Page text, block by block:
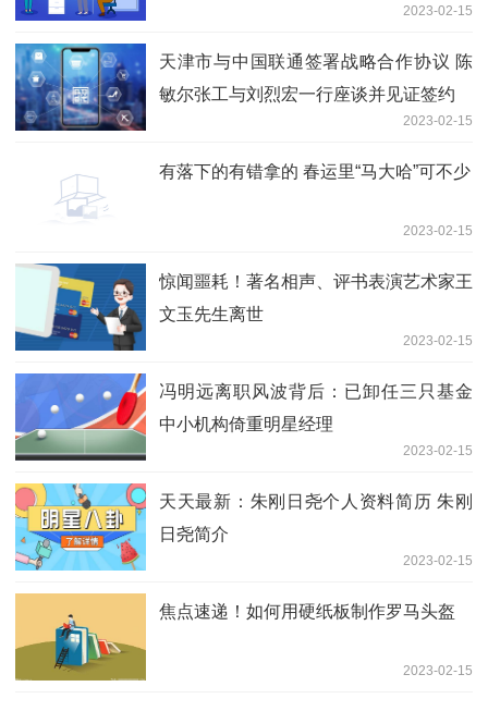
2023-02-15
天津市与中国联通签署战略合作协议 陈
敏尔张工与刘烈宏一行座谈并见证签约
2023-02-15
有落下的有错拿的 春运里“马大哈”可不少
2023-02-15
惊闻噩耗！著名相声、评书表演艺术家王
文玉先生离世
2023-02-15
冯明远离职风波背后：已卸任三只基金
中小机构倚重明星经理
2023-02-15
天天最新：朱刚日尧个人资料简历 朱刚
日尧简介
2023-02-15
焦点速递！如何用硬纸板制作罗马头盔
2023-02-15